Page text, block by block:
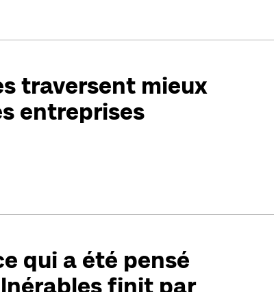
traversent mieux
entreprises
qui a été pensé
finit par